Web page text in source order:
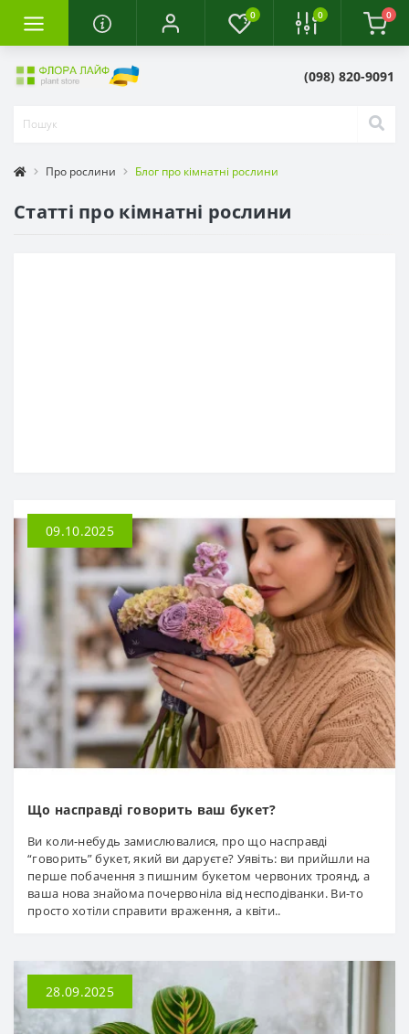
0 0 0
(098) 820-9091
Про рослини Блог про кімнатні рослини
Статті про кімнатні рослини
09.10.2025
Що насправді говорить ваш букет?
Ви коли-небудь замислювалися, про що насправді
“говорить” букет, який ви даруєте? Уявіть: ви прийшли на
перше побачення з пишним букетом червоних троянд, а
ваша нова знайома почервоніла від несподіванки. Ви-то
просто хотіли справити враження, а квіти..
28.09.2025